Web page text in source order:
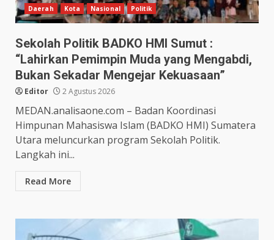
Daerah Kota Nasional Politik
Sekolah Politik BADKO HMI Sumut :
“Lahirkan Pemimpin Muda yang Mengabdi,
Bukan Sekadar Mengejar Kekuasaan”
Editor 2 Agustus 2026
MEDAN.analisaone.com – Badan Koordinasi
Himpunan Mahasiswa Islam (BADKO HMI) Sumatera
Utara meluncurkan program Sekolah Politik.
Langkah ini...
Read More